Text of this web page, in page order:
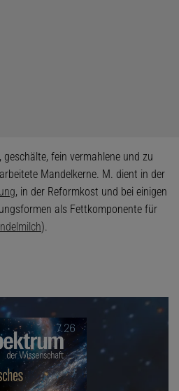
, geschälte, fein vermahlene und zu
Mandelkerne. M. dient in der
, in der Reformkost und bei einigen
als Fettkomponente für
).